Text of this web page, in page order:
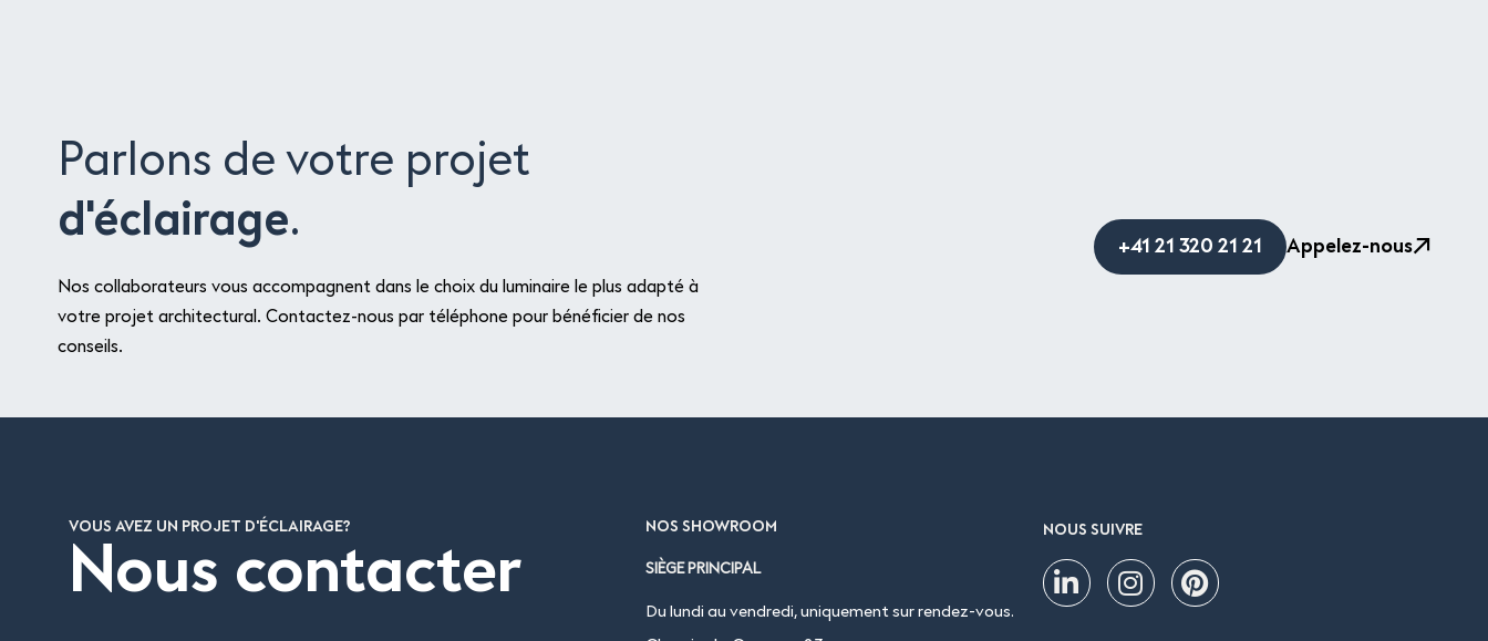
Parlons de votre projet
d'éclairage.
Nos collaborateurs vous accompagnent dans le choix du luminaire le plus adapté à
votre projet architectural. Contactez-nous par téléphone pour bénéficier de nos
conseils.
+41 21 320 21 21 Appelez-nous
VOUS AVEZ UN PROJET D'ÉCLAIRAGE?
Nous contacter
NOS SHOWROOM
SIÈGE PRINCIPAL
Du lundi au vendredi, uniquement sur rendez-vous.
NOUS SUIVRE